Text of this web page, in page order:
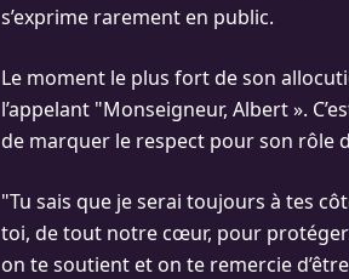
s’exprime rarement en public.
Le moment le plus fort de son
l’appelant "Monseigneur, Albert ».
de marquer le respect pour son rôle
"Tu sais que je serai toujours à tes
toi, de tout notre cœur, pour
on te soutient et on te remercie